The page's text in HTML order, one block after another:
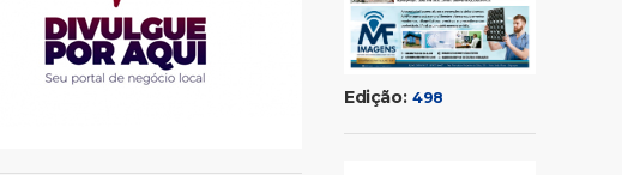
Edição: 498